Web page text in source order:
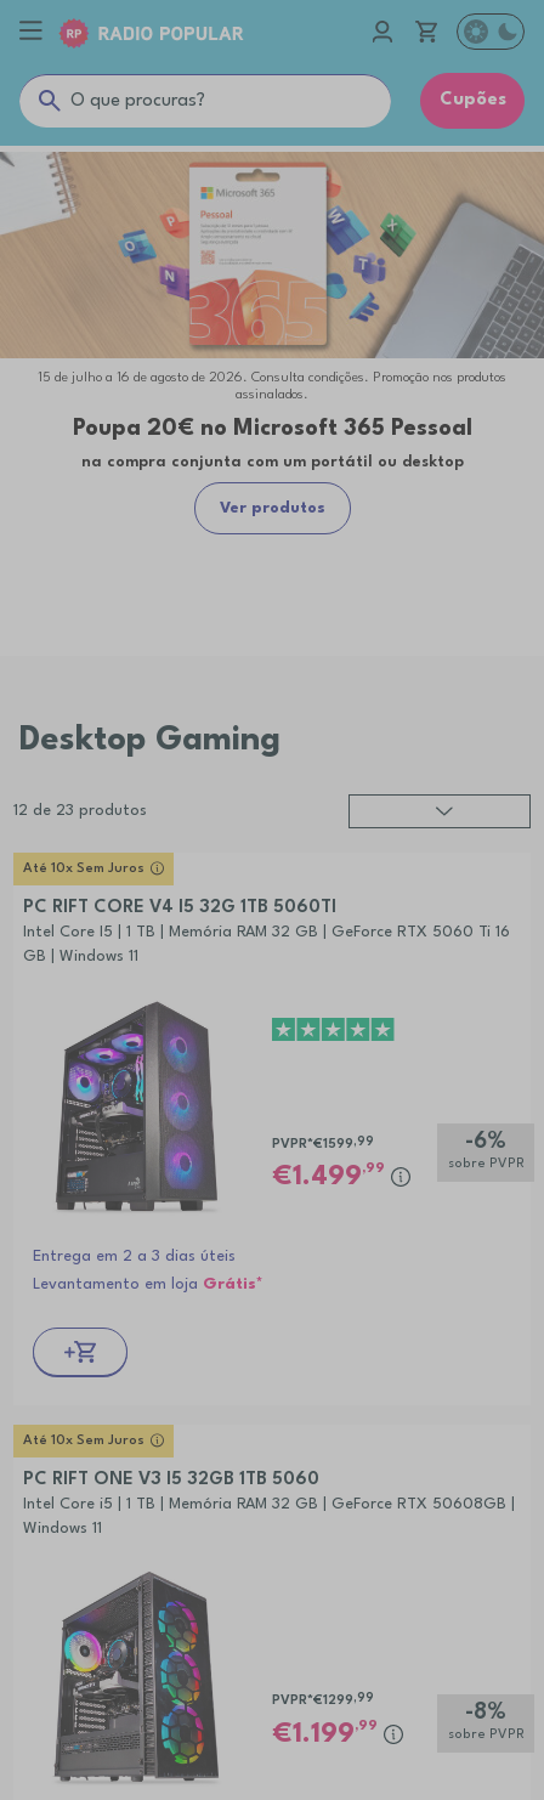
Cupões
15 de julho a 16 de agosto de 2026. Consulta condições. Promoção nos produtos
assinalados.
Poupa 20€ no Microsoft 365 Pessoal
na compra conjunta com um portátil ou desktop
Ver produtos
Desktop Gaming
12 de 23 produtos
Preço (mais baixo)
Até 10x Sem Juros
PC RIFT CORE V4 I5 32G 1TB 5060TI
Intel Core I5 | 1 TB | Memória RAM 32 GB | GeForce RTX 5060 Ti 16
GB | Windows 11
-6%
sobre PVPR
PVPR*€1599 ,99
1.499,99
Entrega em 2 a 3 dias úteis
Levantamento em loja Grátis*
Até 10x Sem Juros
PC RIFT ONE V3 I5 32GB 1TB 5060
Intel Core i5 | 1 TB | Memória RAM 32 GB | GeForce RTX 50608GB |
Windows 11
-8%
sobre PVPR
PVPR*€1299 ,99
1.199,99